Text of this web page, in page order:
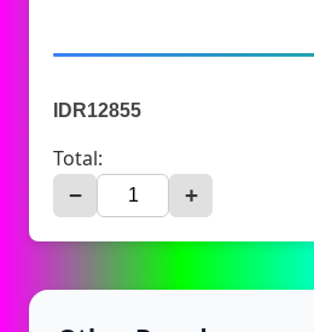
IDR12855
Total:
− +